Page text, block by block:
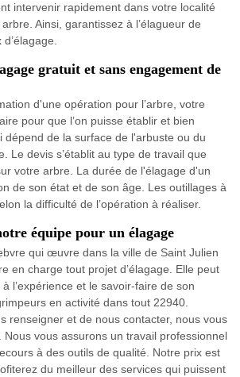
intervenir rapidement dans votre localité
Ainsi, garantissez à l’élagueur de
gratuit et sans engagement de
d'une opération pour l’arbre, votre
pour que l’on puisse établir et bien
dépend de la surface de l'arbuste ou du
Le devis s’établit au type de travail que
votre arbre. La durée de l'élagage d'un
de son état et de son âge. Les outillages à
la difficulté de l’opération à réaliser.
équipe pour un élagage
qui œuvre dans la ville de Saint Julien
en charge tout projet d’élagage. Elle peut
l’expérience et le savoir-faire de son
en activité dans tout 22940.
renseigner et de nous contacter, nous vous
Nous vous assurons un travail professionnel
à des outils de qualité. Notre prix est
du meilleur des services qui puissent